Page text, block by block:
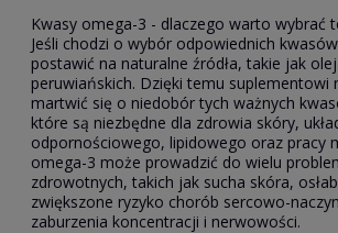
Kwasy omega-3 - dlaczego warto wybrać
Jeśli chodzi o wybór odpowiednich
postawić na naturalne źródła, takie jak
peruwiańskich. Dzięki temu suplementowi
martwić się o niedobór tych ważnych
które są niezbędne dla zdrowia skóry,
odpornościowego, lipidowego oraz pracy
omega-3 może prowadzić do wielu
zdrowotnych, takich jak sucha skóra,
zwiększone ryzyko chorób sercowo-
zaburzenia koncentracji i nerwowości.